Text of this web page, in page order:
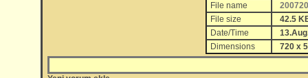
File name
File size
42.5
Date/Time
Dimensions
720 x